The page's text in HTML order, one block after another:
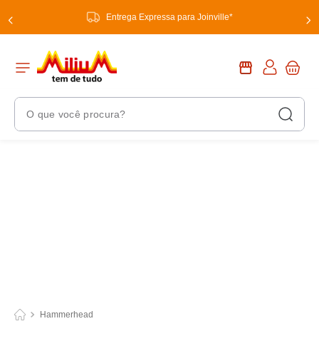
Entrega Expressa para Joinville*
O que você procura?
Hammerhead